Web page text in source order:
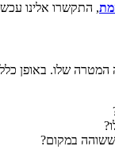
, התקשרו אלינו
שלו. באופן
ששוהה במקום?